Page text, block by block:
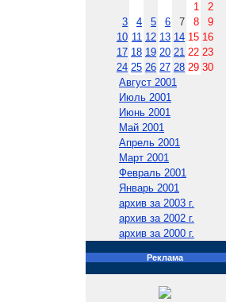
1
2
3
4 5 6 7 8
9
10 11 12 13 14 15 16
17 18 19 20 21 22 23
24 25 26 27 28 29 30
Август 2001
Июль 2001
Июнь 2001
Май 2001
Апрель 2001
Март 2001
Февраль 2001
Январь 2001
архив за 2003 г.
архив за 2002 г.
архив за 2000 г.
Реклама